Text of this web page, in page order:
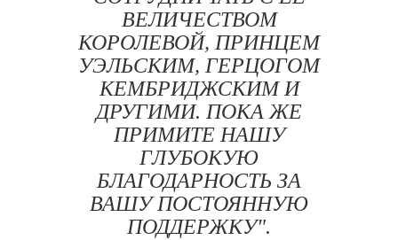
ВЕЛИЧЕСТВОМ
КОРОЛЕВОЙ, ПРИНЦЕМ
УЭЛЬСКИМ, ГЕРЦОГОМ
КЕМБРИДЖСКИМ И
ДРУГИМИ. ПОКА ЖЕ
ПРИМИТЕ НАШУ
ГЛУБОКУЮ
БЛАГОДАРНОСТЬ ЗА
ВАШУ ПОСТОЯННУЮ
ПОДДЕРЖКУ".